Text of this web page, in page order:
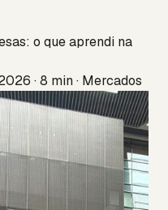
o que aprendi na
· 8 min · Mercados